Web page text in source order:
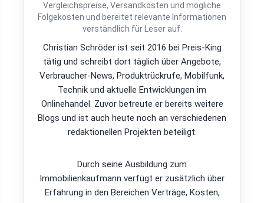
Vergleichspreise, Versandkosten und mögliche
Folgekosten und bereitet relevante Informationen
verständlich für Leser auf.
Christian Schröder ist seit 2016 bei Preis-King
tätig und schreibt dort täglich über Angebote,
Verbraucher-News, Produktrückrufe, Mobilfunk,
Technik und aktuelle Entwicklungen im
Onlinehandel. Zuvor betreute er bereits weitere
Blogs und ist auch heute noch an verschiedenen
redaktionellen Projekten beteiligt.
Durch seine Ausbildung zum
Immobilienkaufmann verfügt er zusätzlich über
Erfahrung in den Bereichen Verträge, Kosten,